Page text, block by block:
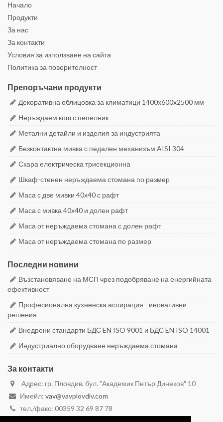
Начало
Продукти
За нас
За контакти
Условия за използване на сайта
Политика за поверителност
Препоръчани продукти
Декоративна облицовка за климатици 1400x600x2500 мм
Неръждаем кош с пепелник
Метални детайли и изделия за индустрията
Безконтактна мивка с педален механизъм AISI 304
Скара електрическа трисекционна
Шкаф-стенен неръждаема стомана по размер
Маса с две мивки 40х40 с рафт
Маса с мивка 40х40 и долен рафт
Маса от неръждаема стомана с долен рафт
Маса от неръждаема стомана по размер
Последни новини
Възстановяване на МСП чрез подобряване на енергийната
ефективност
Професионална кухненска аспирация - иновативни
решения
Внедрени стандарти БДС EN ISO 9001 и БДС EN ISO 14001
Индустриално оборудване неръждаема стомана
За контакти
Адрес: гр. Пловдив, бул. "Академик Петър Динеков" 10
Имейл: vav@vavplovdiv.com
тел./факс: 00359 32 69 87 78